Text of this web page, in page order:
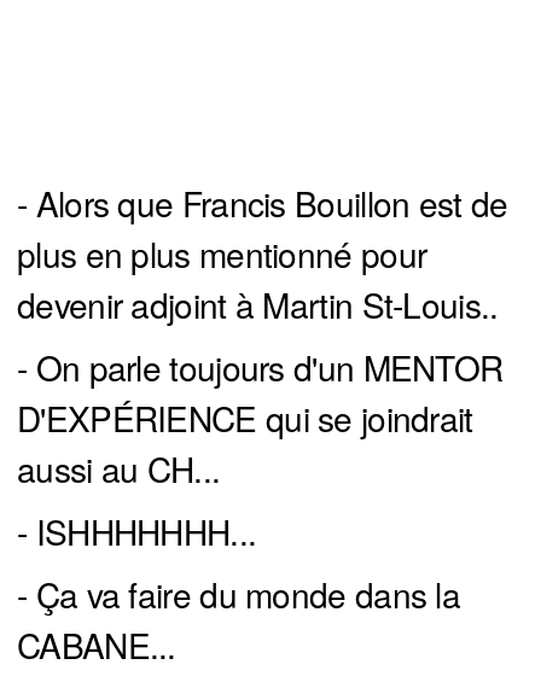
- Alors que Francis Bouillon est de
plus en plus mentionné pour
devenir adjoint à Martin St-Louis..
- On parle toujours d'un MENTOR
D'EXPÉRIENCE qui se joindrait
aussi au CH...
- ISHHHHHHH...
- Ça va faire du monde dans la
CABANE...